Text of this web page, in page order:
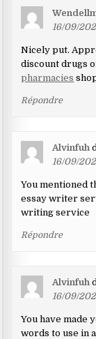
16/09/
Nicely put.
discount drugs
pharmacies
Répondre
Alvinfuh
16/09/
You mentioned
essay writer
writing service
Répondre
Alvinfuh
16/09/
You have made
words to use in